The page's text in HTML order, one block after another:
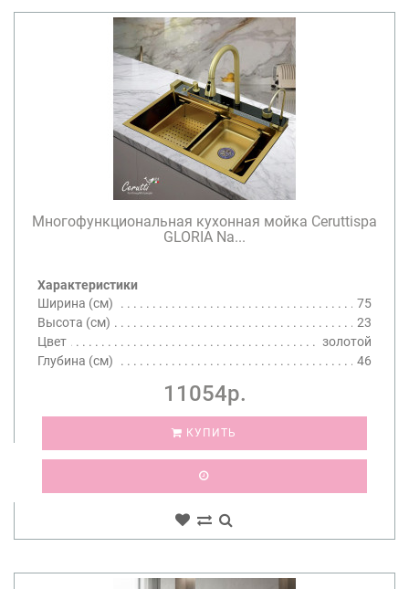
Многофункциональная кухонная мойка Ceruttispa
GLORIA Na...
Характеристики
Ширина (см)
75
Высота (см)
23
Цвет
золотой
Глубина (см)
46
11054р.
КУПИТЬ